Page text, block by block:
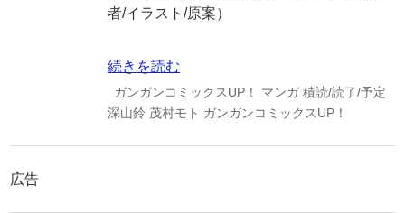
者/イラスト/原案）
続きを読む
ガンガンコミックスUP！ マンガ 積読/読了/予定
深山鈴 茂村モト ガンガンコミックスUP！
広告